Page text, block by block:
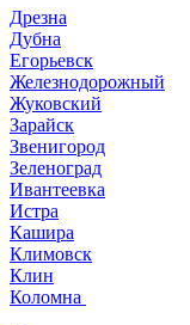
Дрезна
Дубна
Егорьевск
Железнодорожный
Жуковский
Зарайск
Звенигород
Зеленоград
Ивантеевка
Истра
Кашира
Климовск
Клин
Коломна